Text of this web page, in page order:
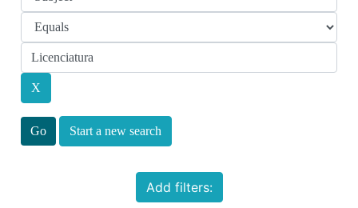
Start a new search
Add filters: